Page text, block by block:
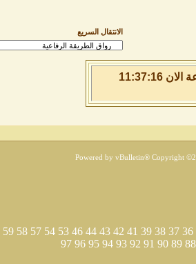
الانتقال السريع
السبت 8 من اغسطس 2026 , الساعة الان 11:37:17
Powered by vBulletin® Copyright
36
37
38
39
41
42
43
44
46
53
54
57
58
59
88
89
90
91
92
93
94
95
96
97